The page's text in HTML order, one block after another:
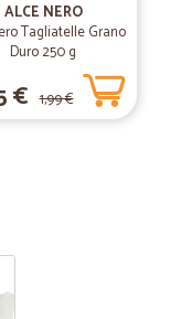
ALCE NERO
Tagliatelle Grano
Duro 250 g
€ 1,99 €